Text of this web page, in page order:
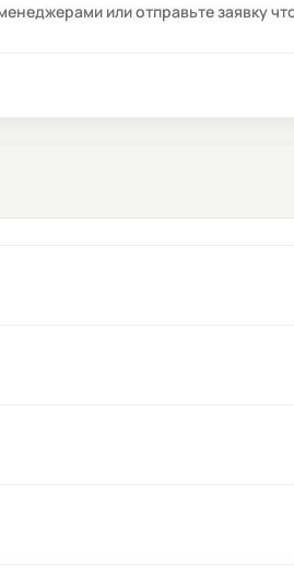
или отправьте заявку